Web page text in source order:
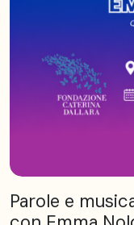
Parole e